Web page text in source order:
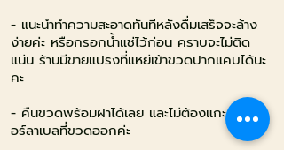
- แนะนำทำความสะอาดทันทีหลังดื่มเสร็จจะล้าง
ง่ายค่ะ หรือกรอกน้ำแช่ไว้ก่อน คราบจะไม่ติด
แน่น ร้านมีขายแปรงที่แหย่เข้าขวดปากแคบได้นะ
คะ
- คืนขวดพร้อมฝ​าได้เลย และไม่ต้องแกะสติ้กเก
อร์ลาเบลที่ขวดออกค่ะ